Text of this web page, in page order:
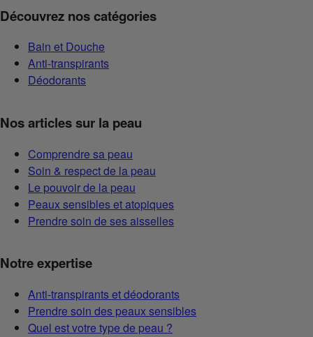
Découvrez nos catégories
Bain et Douche
Anti-transpirants
Déodorants
Nos articles sur la peau
Comprendre sa peau
Soin & respect de la peau
Le pouvoir de la peau
Peaux sensibles et atopiques
Prendre soin de ses aisselles
Notre expertise
Anti-transpirants et déodorants
Prendre soin des peaux sensibles
Quel est votre type de peau ?